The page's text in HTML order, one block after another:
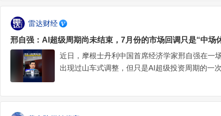
雷达财经
邢自强：AI超级周期尚未结束，7月份的市场回调只是“中场
近日，摩根士丹利中国首席经济学家邢自强在一
出现过山车式调整，但只是AI超级投资周期的一